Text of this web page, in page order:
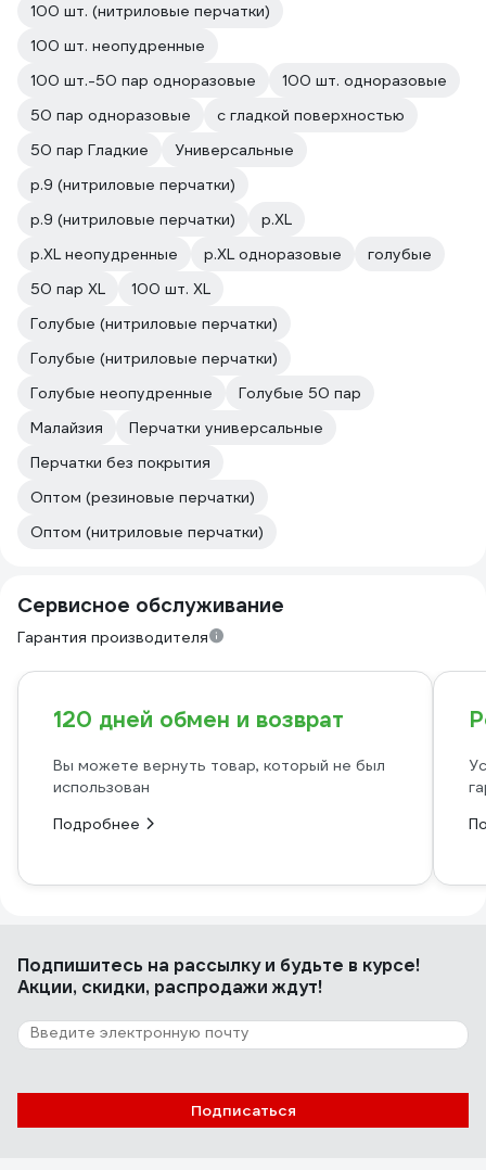
100 шт. (нитриловые перчатки)
100 шт. неопудренные
100 шт.-50 пар одноразовые
100 шт. одноразовые
50 пар одноразовые
с гладкой поверхностью
50 пар Гладкие
Универсальные
р.9 (нитриловые перчатки)
р.9 (нитриловые перчатки)
р.XL
р.XL неопудренные
р.XL одноразовые
голубые
50 пар XL
100 шт. XL
Голубые (нитриловые перчатки)
Голубые (нитриловые перчатки)
Голубые неопудренные
Голубые 50 пар
Малайзия
Перчатки универсальные
Перчатки без покрытия
Оптом (резиновые перчатки)
Оптом (нитриловые перчатки)
Сервисное обслуживание
Гарантия производителя
120 дней обмен и возврат
Вы можете вернуть товар, который не был
использован
Подробнее
Подпишитесь на рассылкуи будьте в курсе!
Акции, скидки, распродажи ждут!
Подписаться